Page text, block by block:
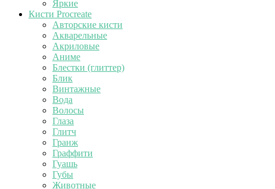
Яркие
Кисти Procreate
Авторские кисти
Акварельные
Акриловые
Аниме
Блестки (глиттер)
Блик
Винтажные
Вода
Волосы
Глаза
Глитч
Гранж
Граффити
Гуашь
Губы
Животные